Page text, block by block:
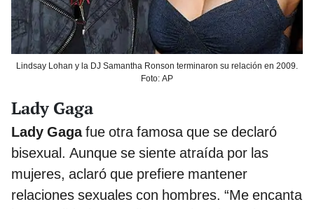
Lindsay Lohan y la DJ Samantha Ronson terminaron su relación en 2009.
Foto: AP
Lady Gaga
Lady Gagafue otra famosa que se declaró
bisexual. Aunque se siente atraída por las
mujeres, aclaró que prefiere mantener
relaciones sexuales con hombres. “Me encanta